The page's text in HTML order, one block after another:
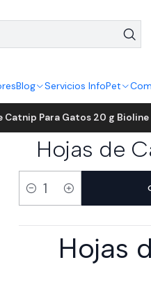
Blog Servicios InfoPet
Catnip Para Gatos 20 g Bioline
Hojas de
Cantidad
Hojas